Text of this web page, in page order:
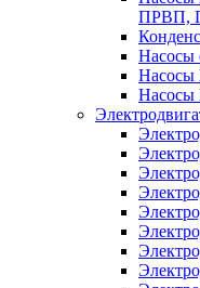
ПРВП,
Насосы
Насосы